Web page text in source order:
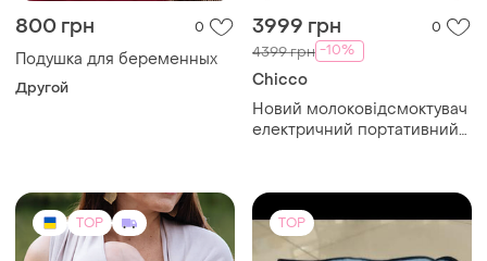
800 грн 0
Подушка для беременных
Другой
3999 грн 0
4399 грн -10%
Chicco
Новий молоковідсмоктувач
електричний портативний
TOP TOP